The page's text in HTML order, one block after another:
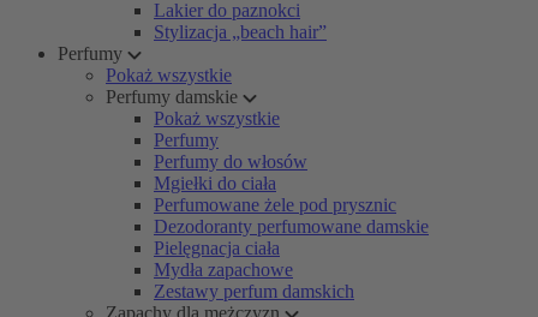
Lakier do paznokci
Stylizacja „beach hair”
Perfumy
Pokaż wszystkie
Perfumy damskie
Pokaż wszystkie
Perfumy
Perfumy do włosów
Mgiełki do ciała
Perfumowane żele pod prysznic
Dezodoranty perfumowane damskie
Pielęgnacja ciała
Mydła zapachowe
Zestawy perfum damskich
Zapachy dla mężczyzn